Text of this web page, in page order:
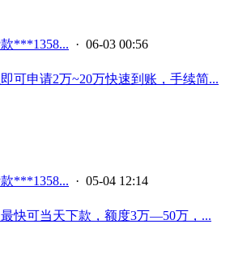
***1358... · 06-03 00:56
可申请2万~20万快速到账，手续简...
***1358... · 05-04 12:14
快可当天下款，额度3万—50万，...